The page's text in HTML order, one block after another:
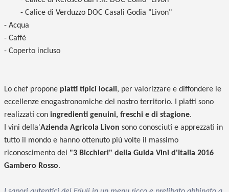
- Calice di Verduzzo DOC Casali Godia "Livon"
- Acqua
- Caffè
- Coperto incluso
Lo chef propone piatti tipici locali, per valorizzare e diffondere le
eccellenze enogastronomiche del nostro territorio. I piatti sono
realizzati con ingredienti genuini, freschi e di stagione.
I vini della'Azienda Agricola Livon sono conosciuti e apprezzati in
tutto il mondo e hanno ottenuto più volte il massimo
riconoscimento dei "3 Bicchieri" della Guida Vini d'Italia 2016
Gambero Rosso.